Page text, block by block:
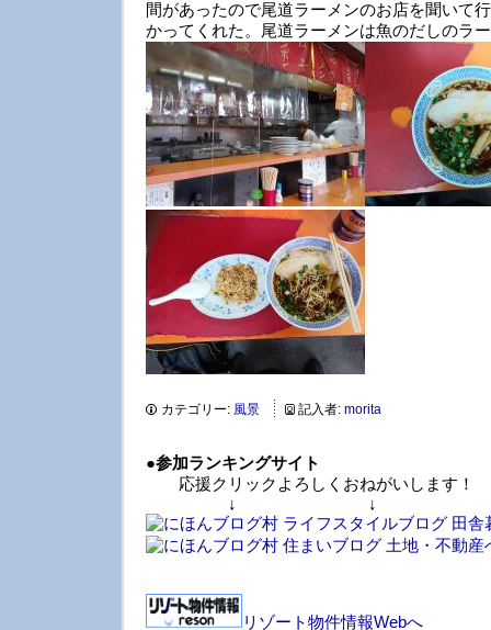
間があったので尾道ラーメンのお店を聞いて
かってくれた。尾道ラーメンは魚のだしのラ
カテゴリー: 風景 記入者: morita
●参加ランキングサイト
応援クリックよろしくおねがいします！
↓ ↓
リゾート物件情報Webへ